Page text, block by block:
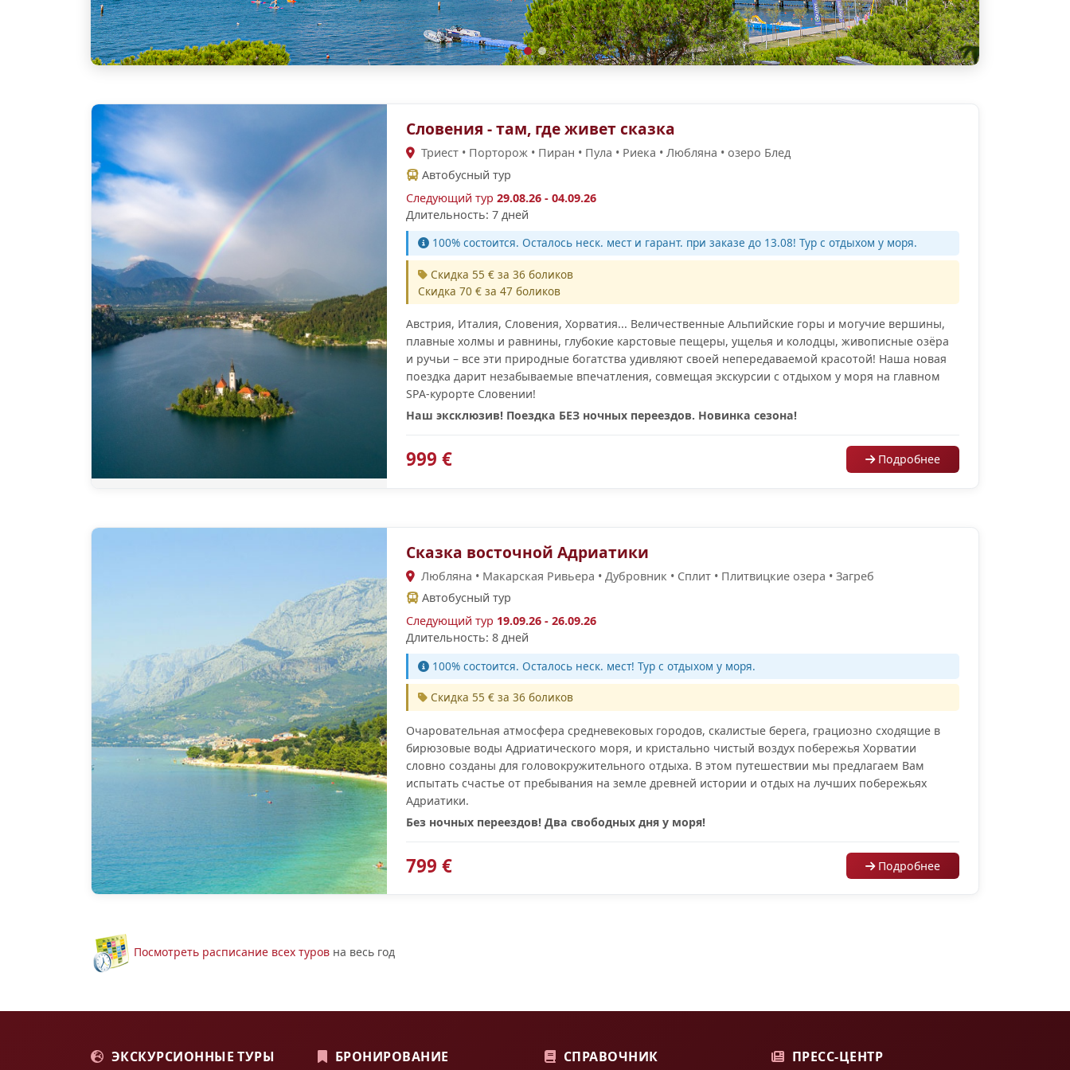
Словения - там, где живет сказка
Триест • Порторож • Пиран • Пула • Риека • Любляна • озеро Блед
Автобусный тур
Следующий тур29.08.26 - 04.09.26
Длительность: 7 дней
100% cостоится. Осталось неск. мест и гарант. при заказе до 13.08! Тур с отдыхом у моря.
Скидка 55 € за 36 боликов
Скидка 70 € за 47 боликов
Австрия, Италия, Словения, Хорватия... Величественные Альпийские горы и могучие вершины,
плавные холмы и равнины, глубокие карстовые пещеры, ущелья и колодцы, живописные озёра
и ручьи – все эти природные богатства удивляют своей непередаваемой красотой! Наша новая
поездка дарит незабываемые впечатления, совмещая экскурсии с отдыхом у моря на главном
SPA-курорте Словении!
Наш эксклюзив! Поездка БЕЗ ночных переездов. Новинка сезона!
999 € Подробнее
Сказка восточной Адриатики
Любляна • Макарская Ривьера • Дубровник • Сплит • Плитвицкие озера • Загреб
Автобусный тур
Следующий тур 19.09.26 - 26.09.26
Длительность: 8 дней
100% cостоится. Осталось неск. мест! Тур с отдыхом у моря.
Скидка 55 € за 36 боликов
Очаровательная атмосфера средневековых городов, скалистые берега, грациозно сходящие в
бирюзовые воды Адриатического моря, и кристально чистый воздух побережья Хорватии
словно созданы для головокружительного отдыха. В этом путешествии мы предлагаем Вам
испытать счастье от пребывания на земле древней истории и отдых на лучших побережьях
Адриатики.
Без ночных переездов! Два свободных дня у моря!
799 € Подробнее
Посмотреть расписание всех туров на весь год
ЭКСКУРСИОННЫЕ ТУРЫ БРОНИРОВАНИЕ СПРАВОЧНИК ПРЕСС-ЦЕНТР